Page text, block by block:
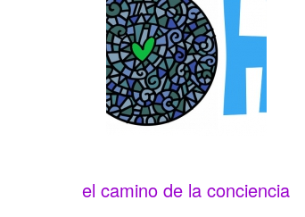
el camino de la conciencia